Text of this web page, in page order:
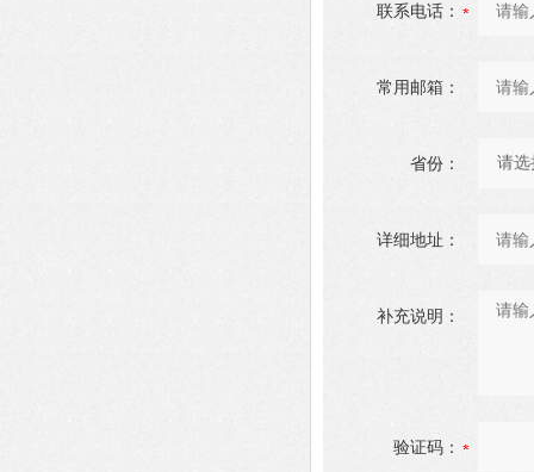
联系电话：
常用邮箱：
省份：
详细地址：
补充说明：
验证码：